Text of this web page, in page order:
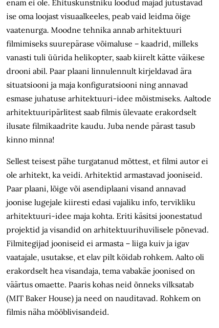
enam ei ole. Ehituskunstniku loodud majad jutustavad
ise oma loojast visuaalkeeles, peab vaid leidma õige
vaatenurga. Moodne tehnika annab arhitektuuri
filmimiseks suurepärase võimaluse – kaadrid, milleks
vanasti tuli üürida helikopter, saab kiirelt kätte väikese
drooni abil. Paar plaani linnulennult kirjeldavad ära
situatsiooni ja maja konfiguratsiooni ning annavad
esmase juhatuse arhitektuuri-idee mõistmiseks. Aaltode
arhitektuuripärlitest saab filmis ülevaate erakordselt
ilusate filmikaadrite kaudu. Juba nende pärast tasub
kinno minna!
Sellest teisest pähe turgatanud mõttest, et filmi autor ei
ole arhitekt, ka veidi. Arhitektid armastavad jooniseid.
Paar plaani, lõige või asendiplaani visand annavad
joonise lugejale kiiresti edasi vajaliku info, tervikliku
arhitektuuri-idee maja kohta. Eriti käsitsi joonestatud
projektid ja visandid on arhitektuurihuvilisele põnevad.
Filmitegijad jooniseid ei armasta – liiga kuiv ja igav
vaatajale, usutakse, et elav pilt köidab rohkem. Aalto oli
erakordselt hea visandaja, tema vabakäe joonised on
väärtus omaette. Paaris kohas neid õnneks vilksatab
(MIT Baker House) ja need on nauditavad. Rohkem on
filmis näha mööblivisandeid.